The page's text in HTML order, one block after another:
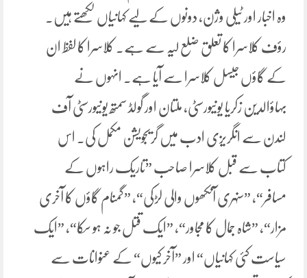
وہ اخبار اور ٹیلی وژن، دونوں کے لیے کہانیاں لکھتے ہیں۔
رؤف کلاسرا کا تعلق ضلع لیہ سے ہے۔ کلاسرا کا لفظ ان
کے گاؤں جیسل کلاسرا سے آیا ہے۔ انہوں نے
بہاؤالدین زکریا یونیورسٹی، ملتان اور گولڈ سمتھ یونیورسٹی آف
لندن سے انگریزی ادب میں گریجویشن مکمل کی. اس
کتاب سے قبل کلاسرا صاحب ”تاریک راہوں کے
مسافر“، ”سنہری آنکھوں والی لڑکی“، ”گمنام گاؤں کا آخری
مزار“، ”شاہ جمال کا مجاور“، ”ایک قتل جو نہ ہو سکا“، ”ایک
سیاست کئی کہانیاں“ اور ”آخر کیوں“ کے عنوانات سے